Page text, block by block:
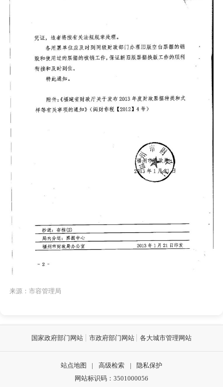
来源：市容管理局
国家政府部门网站 市政府部门网站 各大城市管理网站
站点地图 | 高级检索 |
隐私保护
网站标识码：3501000056